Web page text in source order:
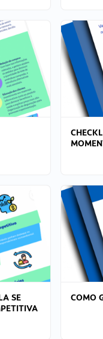
SE
COMO